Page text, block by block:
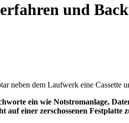
und
neben dem Laufwerk eine Cassette
ein wie Notstromanlage,
einer zerschossenen